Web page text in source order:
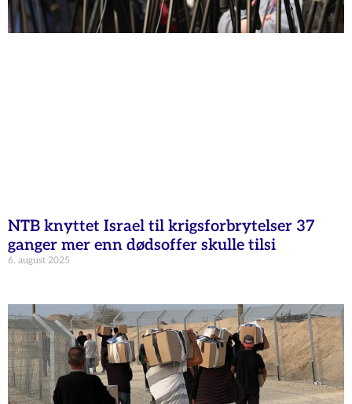
NTB knyttet Israel til krigsforbrytelser 37
ganger mer enn dødsoffer skulle tilsi
6. august 2025